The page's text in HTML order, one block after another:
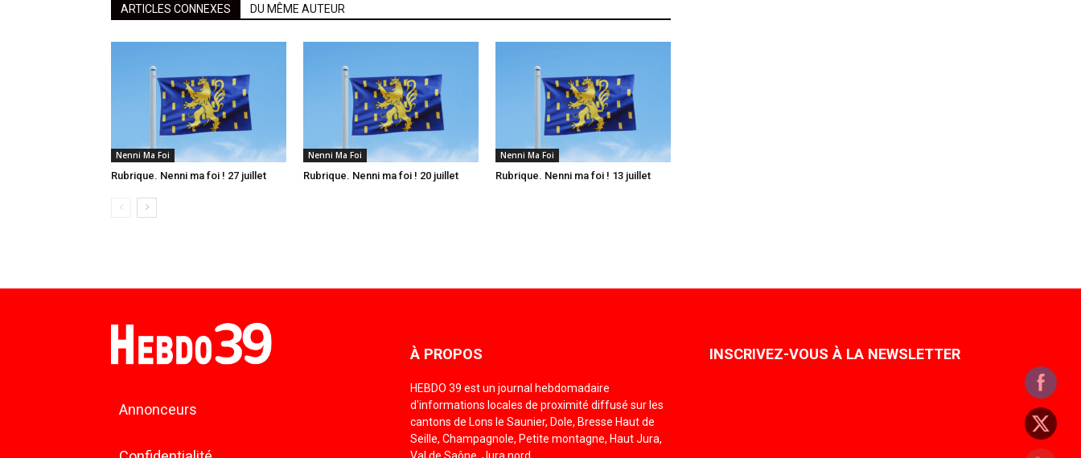
ARTICLES CONNEXES DU MÊME AUTEUR
Nenni Ma Foi
Rubrique. Nenni ma foi ! 27 juillet
Nenni Ma Foi
Rubrique. Nenni ma foi ! 20 juillet
Nenni Ma Foi
Rubrique. Nenni ma foi ! 13 juillet